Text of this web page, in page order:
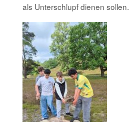
als Unterschlupf dienen sollen.